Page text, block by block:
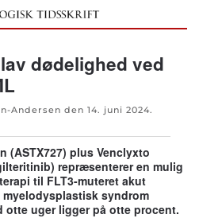
dødelighed ved
Andersen den 14. juni 2024.
(ASTX727) plus Venclyxto
repræsenterer en mulig
til FLT3-muteret akut
syndrom
otte uger ligger på otte procent.